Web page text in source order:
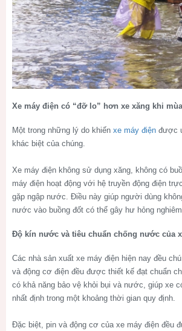
Xe máy điện có “đỡ lo” hơn xe xăng khi
Một trong những lý do khiến xe máy điện được
khác biệt của chúng.
Xe máy điện không sử dụng xăng, không có
máy điện hoạt động với hệ truyền động điện
gặp ngập nước. Điều này giúp người dùng
nước vào buồng đốt có thể gây hư hỏng nghiêm
Độ kín nước và tiêu chuẩn chống nước của
Các nhà sản xuất xe máy điện hiện nay đều
và động cơ điện đều được thiết kế đạt chuẩn
có khả năng bảo vệ khỏi bụi và nước, giúp xe
nhất định trong một khoảng thời gian quy định.
Đặc biệt, pin và động cơ của xe máy điện đều